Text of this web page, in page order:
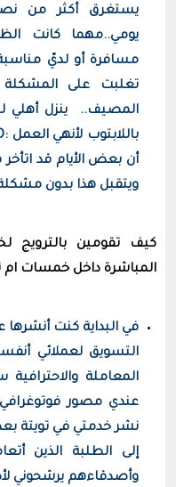
يستغرق أكثر من
يومي..مهما كانت
مسافرة أو لديّ
تغلبت على
المصيف.. ينزل أهلي
أن بعض الأيام قد
ويتقبل هذا بدون
كيف تقومين بالترويج
المباشرة داخل خمسات ام
في البداية كنت
التسويق لعملائي
المعاملة
نشر خدمتي في تويتة
إلى الطلبة الذين
وأصدقاءهم يرشحوني